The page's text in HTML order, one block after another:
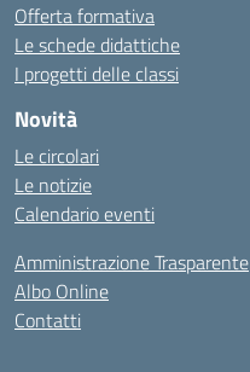
Offerta formativa
Le schede didattiche
I progetti delle classi
Novità
Le circolari
Le notizie
Calendario eventi
Amministrazione Trasparente
Albo Online
Contatti